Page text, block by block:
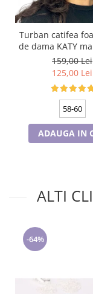
Turban catifea
de dama KATY marime 58-
60, captuseala
culoare
159,00 Lei
125,00 Lei
58-60
ADAUGA IN
ALTI
-64%